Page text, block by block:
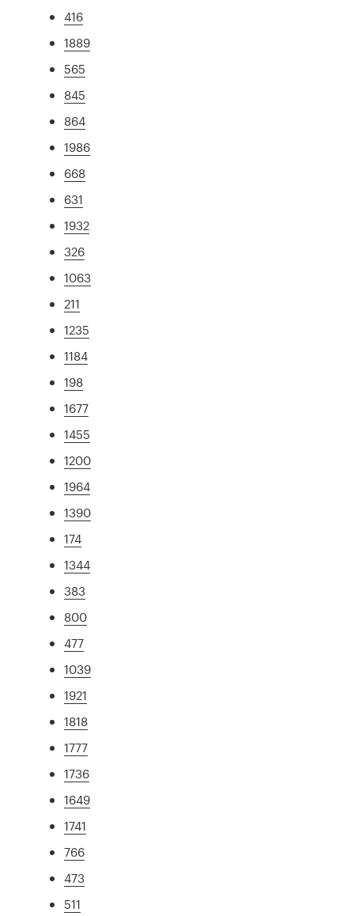
416
1889
565
845
864
1986
668
631
1932
326
1063
211
1235
1184
198
1677
1455
1200
1964
1390
174
1344
383
800
477
1039
1921
1818
1777
1736
1649
1741
766
473
511